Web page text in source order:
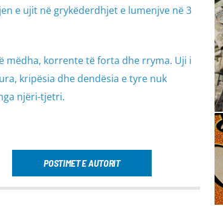
e ujit në grykëderdhjet e lumenjve në 3
mëdha, korrente të forta dhe rryma. Uji i
kripësia dhe dendësia e tyre nuk
njëri-tjetri.
POSTIMET E AUTORIT